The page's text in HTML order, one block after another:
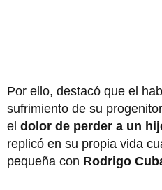
Por ello, destacó que el
sufrimiento de su
el dolor de perder a un
replicó en su propia vida
pequeña con Rodrigo